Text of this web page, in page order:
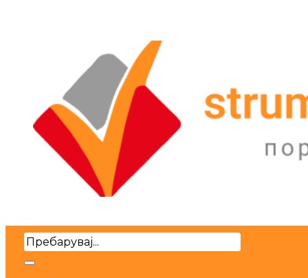
Search